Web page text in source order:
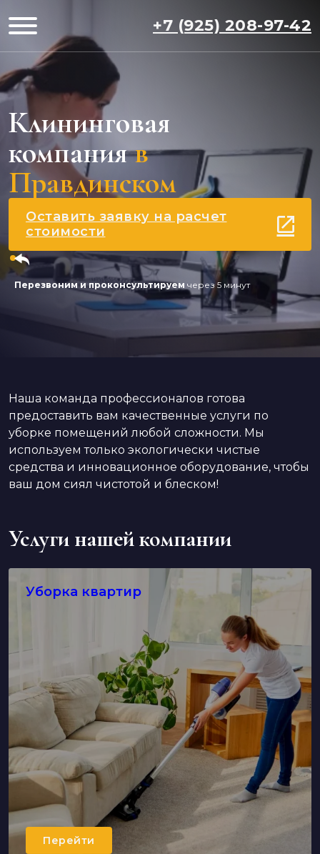
+7 (925) 208-97-42
Клининговая
компанияв
Правдинском
Оставить заявку на расчет
стоимости
Перезвоним и проконсультируем через 5 минут
Наша команда профессионалов готова
предоставить вам качественные услуги по
уборке помещений любой сложности. Мы
используем только экологически чистые
средства и инновационное оборудование, чтобы
ваш дом сиял чистотой и блеском!
Услуги нашей компании
Уборка квартир
Перейти